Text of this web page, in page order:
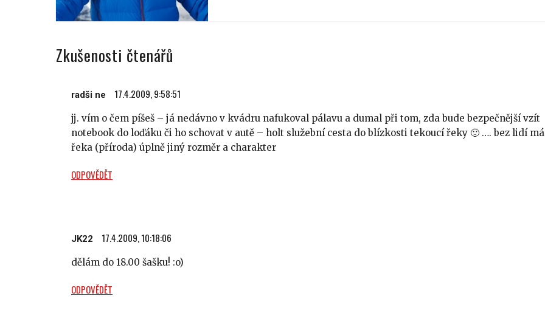
Zkušenosti čtenářů
radši ne 17.4.2009, 9:58:51
jj. vím o čem píšeš – já nedávno v kvádru nafukoval pálavu a dumal při tom, zda bude bezpečnější vzít
notebook do loďáku či ho schovat v autě – holt služební cesta do blízkosti tekoucí řeky 🙂 …. bez lidí má
řeka (příroda) úplně jiný rozměr a charakter
ODPOVĚDĚT
JK22 17.4.2009, 10:18:06
dělám do 18.00 šašku! :o)
ODPOVĚDĚT